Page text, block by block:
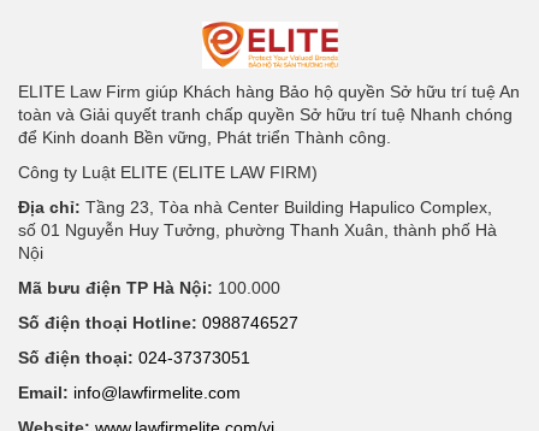
ELITE Law Firm giúp Khách hàng Bảo hộ quyền Sở hữu trí tuệ An
toàn và Giải quyết tranh chấp quyền Sở hữu trí tuệ Nhanh chóng
để Kinh doanh Bền vững, Phát triển Thành công.
Công ty Luật ELITE (ELITE LAW FIRM)
Địa chỉ: Tầng 23, Tòa nhà Center Building Hapulico Complex,
số 01 Nguyễn Huy Tưởng, phường Thanh Xuân, thành phố Hà
Nội
Mã bưu điện TP Hà Nội: 100.000
Số điện thoại Hotline: 0988746527
Số điện thoại: 024-37373051
Email: info@lawfirmelite.com
Website: www.lawfirmelite.com/vi